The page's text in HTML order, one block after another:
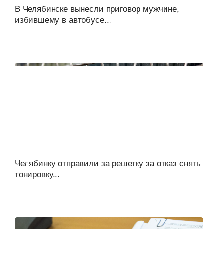
В Челябинске вынесли приговор мужчине,
избившему в автобусе...
Челябинку отправили за решетку за отказ снять
тонировку...